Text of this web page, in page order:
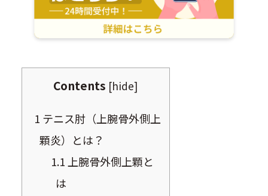
Contents [hide]
1 テニス肘（上腕骨外側上
顆炎）とは？
1.1上腕骨外側上顆と
は